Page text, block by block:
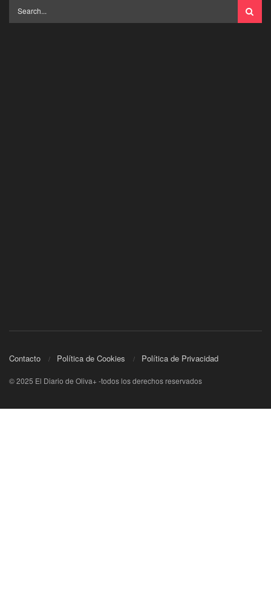
Contacto Política de Cookies Política de Privacidad
© 2025 El Diario de Oliva+ -todos los derechos reservados